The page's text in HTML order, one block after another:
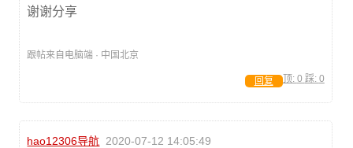
谢谢分享
跟帖来自电脑端 · 中国北京
顶: 0 踩: 0
回复
hao12306导航 2020-07-12 14:05:49